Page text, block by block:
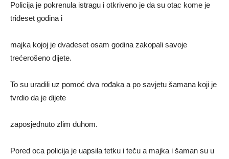
Policija je pokrenula istragu i otkriveno je da su otac kome je
trideset godina i
majka kojoj je dvadeset osam godina zakopali savoje
trećerošeno dijete.
To su uradili uz pomoć dva rođaka a po savjetu šamana koji je
tvrdio da je dijete
zaposjednuto zlim duhom.
Pored oca policija je uapsila tetku i teču a majka i šaman su u